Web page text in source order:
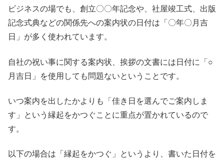
ビジネスの場でも、創立〇〇年記念や、社屋竣工式、出版
記念式典などの関係先への案内状の日付は「〇年〇月吉
日」が多く使われています。
自社の祝い事に関する案内状、挨拶の文書には日付に「○
月吉日」を使用しても問題ないということです。
いつ案内を出したかよりも「佳き日を選んでご案内しま
す」という縁起をかつぐことに重点が置かれているので
す。
以下の場合は「縁起をかつぐ」というより、書いた日付を